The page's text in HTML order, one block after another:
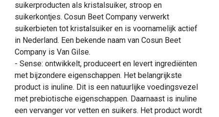
suikerproducten als kristalsuiker, stroop en
suikerkontjes. Cosun Beet Company verwerkt
suikerbieten tot kristalsuiker en is voornamelijk actief
in Nederland. Een bekende naam van Cosun Beet
Company is Van Gilse.
- Sense: ontwikkelt, produceert en levert ingrediënten
met bijzondere eigenschappen. Het belangrijkste
product is inuline. Dit is een natuurlijke voedingsvezel
met prebiotische eigenschappen. Daarnaast is inuline
een vervanger vor vetten en suikers. Het product wordt